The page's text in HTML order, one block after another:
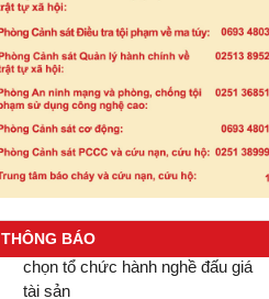
THÔNG BÁO
20.4.2026 - Thông báo kết quả lựa
chọn tổ chức hành nghề đấu giá
tài sản